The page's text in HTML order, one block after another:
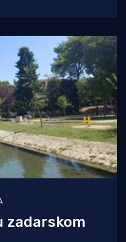
zadarskom